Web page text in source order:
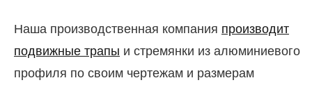
Наша производственная компания производит
подвижные трапы и стремянки из алюминиевого
профиля по своим чертежам и размерам